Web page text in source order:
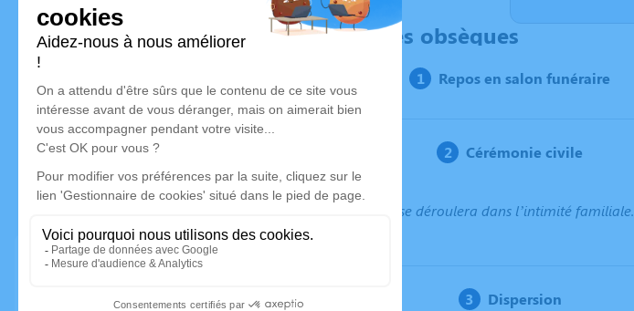
Déroulé des obsèques
Repos en salon funéraire
Cérémonie civile
Ce service se déroulera dans l’intimité familiale.
Dispersion